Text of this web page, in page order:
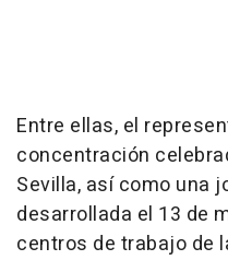
Entre ellas, el
concentración
Sevilla, así como una
desarrollada el 13 de
centros de trabajo de